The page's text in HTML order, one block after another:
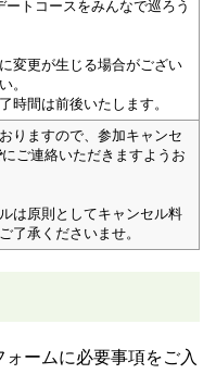
トコースをみんなで巡ろう
変更が生じる場合がござい
。
時間は前後いたします。
りますので、参加キャンセ
にご連絡いただきますようお
は原則としてキャンセル料
了承くださいませ。
ームに必要事項をご入